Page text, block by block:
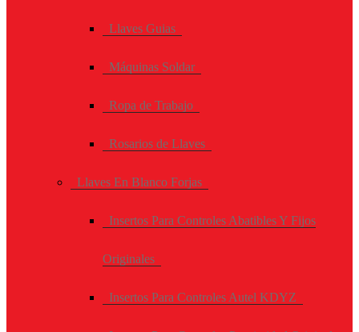
Llaves Guias
Máquinas Soldar
Ropa de Trabajo
Rosarios de Llaves
Llaves En Blanco Forjas
Insertos Para Controles Abatibles Y Fijos
Originales
Insertos Para Controles Autel KDYZ